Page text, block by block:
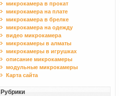
микрокамера в прокат
микрокамера на плате
микрокамера в брелке
микрокамера на одежду
видео микрокамера
микрокамеры в алматы
микрокамеры в игрушках
описание микрокамеры
модульные микрокамеры
Карта сайта
Рубрики